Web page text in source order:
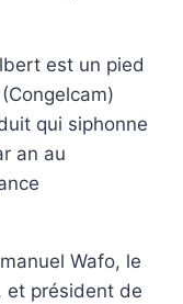
est un pied
qui siphonne
an au
Wafo, le
et président de